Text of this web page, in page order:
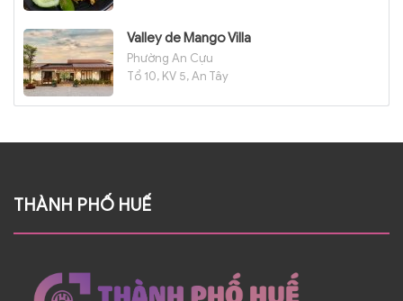
Valley de Mango Villa
Phường An Cựu
Tổ 10, KV 5, An Tây
THÀNH PHỐ HUẾ